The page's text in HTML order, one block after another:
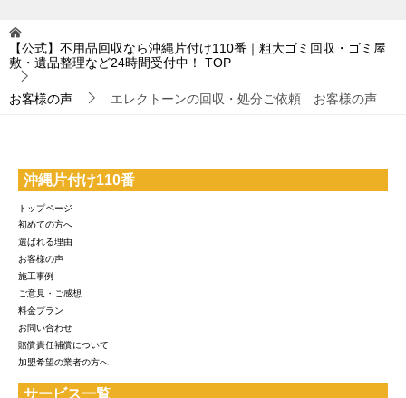
【公式】不用品回収なら沖縄片付け110番｜粗大ゴミ回収・ゴミ屋
敷・遺品整理など24時間受付中！
TOP
お客様の声 エレクトーンの回収・処分ご依頼 お客様の声
沖縄片付け110番
トップページ
初めての方へ
選ばれる理由
お客様の声
施工事例
ご意見・ご感想
料金プラン
お問い合わせ
賠償責任補償について
加盟希望の業者の方へ
サービス一覧